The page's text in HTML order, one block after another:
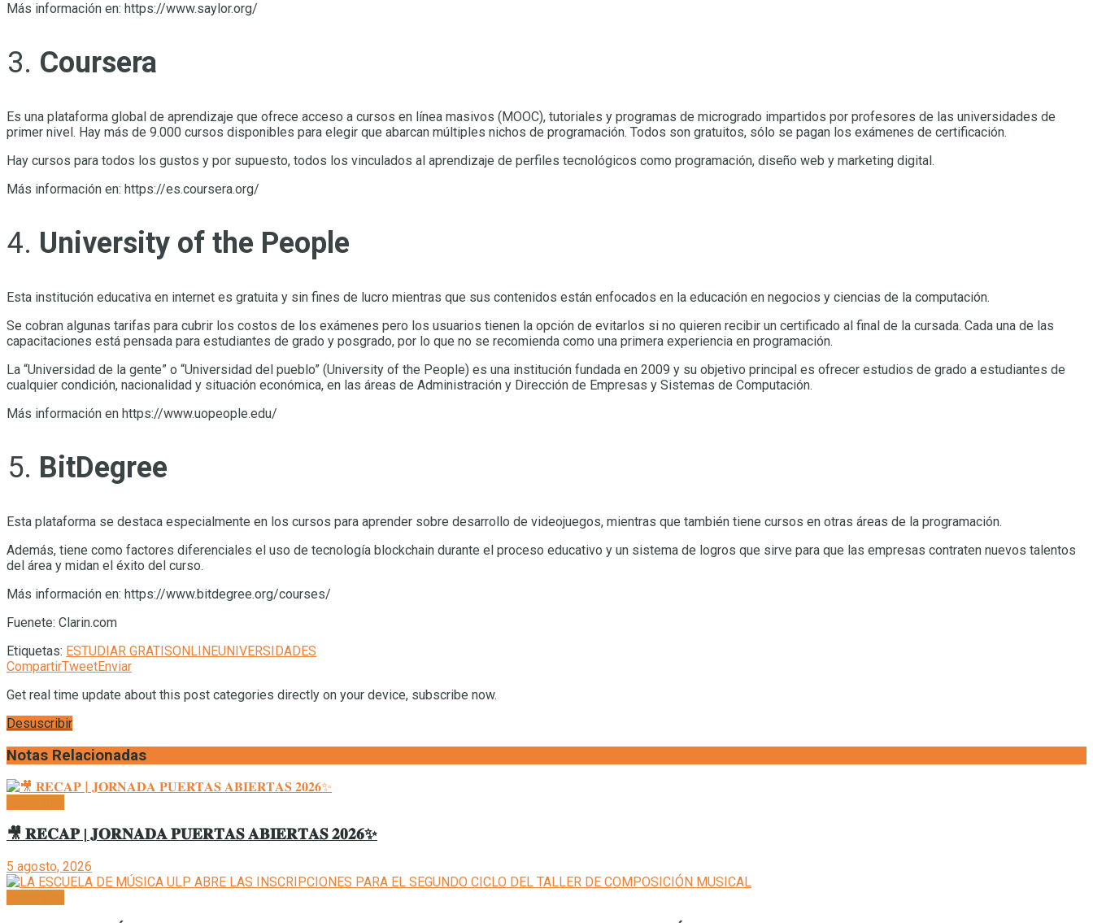
Más información en: https://www.saylor.org/
Coursera
Es una plataforma global de aprendizaje que ofrece acceso a cursos en línea masivos (MOOC), tutoriales y programas de microgrado impartidos por profesores de las universidades de
primer nivel. Hay más de 9.000 cursos disponibles para elegir que abarcan múltiples nichos de programación. Todos son gratuitos, sólo se pagan los exámenes de certificación.
Hay cursos para todos los gustos y por supuesto, todos los vinculados al aprendizaje de perfiles tecnológicos como programación, diseño web y marketing digital.
Más información en: https://es.coursera.org/
University of the People
Esta institución educativa en internet es gratuita y sin fines de lucro mientras que sus contenidos están enfocados en la educación en negocios y ciencias de la computación.
Se cobran algunas tarifas para cubrir los costos de los exámenes pero los usuarios tienen la opción de evitarlos si no quieren recibir un certificado al final de la cursada. Cada una de las
capacitaciones está pensada para estudiantes de grado y posgrado, por lo que no se recomienda como una primera experiencia en programación.
La “Universidad de la gente” o “Universidad del pueblo” (University of the People) es una institución fundada en 2009 y su objetivo principal es ofrecer estudios de grado a estudiantes de
cualquier condición, nacionalidad y situación económica, en las áreas de Administración y Dirección de Empresas y Sistemas de Computación.
Más información en https://www.uopeople.edu/
BitDegree
Esta plataforma se destaca especialmente en los cursos para aprender sobre desarrollo de videojuegos, mientras que también tiene cursos en otras áreas de la programación.
Además, tiene como factores diferenciales el uso de tecnología blockchain durante el proceso educativo y un sistema de logros que sirve para que las empresas contraten nuevos talentos
del área y midan el éxito del curso.
Más información en: https://www.bitdegree.org/courses/
Fuenete: Clarin.com
Etiquetas: ESTUDIAR GRATISONLINEUNIVERSIDADES
CompartirTweetEnviar
Get real time update about this post categories directly on your device, subscribe now.
Desuscribir
Notas Relacionadas
🎥 𝐑𝐄𝐂𝐀𝐏 | 𝐉𝐎𝐑𝐍𝐀𝐃𝐀 𝐏𝐔𝐄𝐑𝐓𝐀𝐒 𝐀𝐁𝐈𝐄𝐑𝐓𝐀𝐒 𝟐𝟎𝟐𝟔✨
5 agosto, 2026